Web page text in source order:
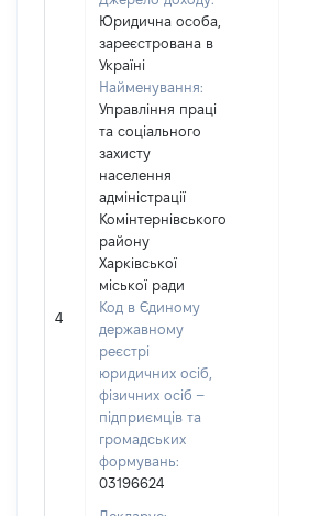
4
Юридична особа,
зареєстрована в
Україні
Найменування:
Управління праці
та соціального
захисту
населення
адміністрації
Комінтернівського
району
Харківської
міської ради
Код в Єдиному
державному
реєстрі
юридичних осіб,
фізичних осіб –
підприємців та
громадських
формувань:
03196624